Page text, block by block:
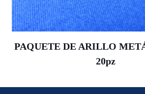
PAQUETE DE ARILLO
20pz